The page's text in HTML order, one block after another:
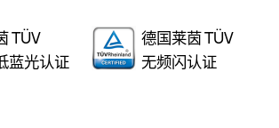
TÜV
蓝光认证
德国莱茵 TÜV
无频闪认证